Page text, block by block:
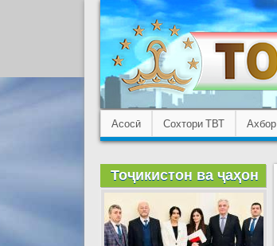
Асосӣ Сохтори ТВТ Ахбор
Тоҷикистон ва ҷаҳон